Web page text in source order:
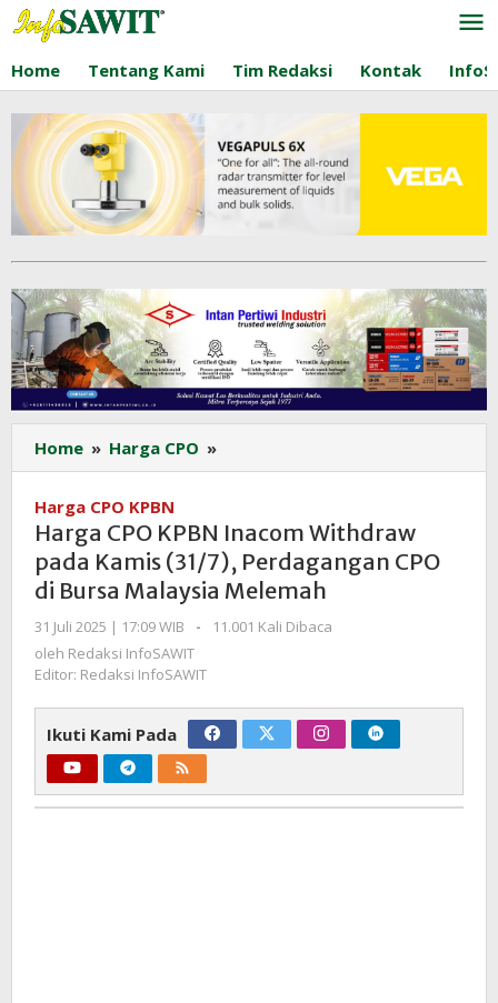
Lewati
ke
konten
Home Tentang Kami Tim Redaksi Kontak
Home » Harga CPO »
CPO
Withdraw
pada
Kamis
(31/7),
Bursa
Malaysia
Harga CPO KPBN
Harga CPO KPBN Inacom Withdraw
pada Kamis (31/7), Perdagangan CPO
di Bursa Malaysia Melemah
31 Juli 2025 | 17:09 WIB
oleh
Redaksi
InfoSAWIT
-
11.001 Kali Dibaca
oleh Redaksi InfoSAWIT
Editor: Redaksi InfoSAWIT
Ikuti Kami Pada